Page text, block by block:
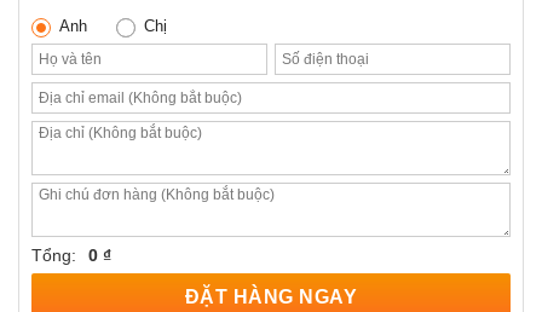
Anh Chị
Tổng: 0 ₫
ĐẶT HÀNG NGAY